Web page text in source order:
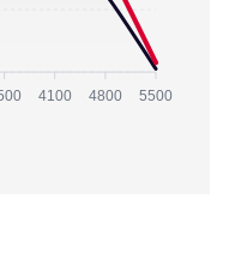
4100 4800 5500